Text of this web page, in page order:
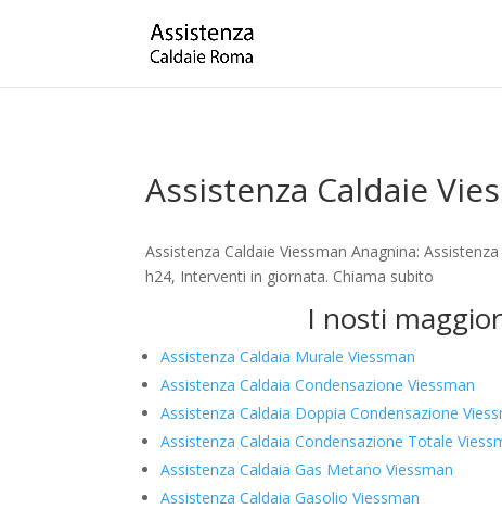
Assistenza Caldaie
Assistenza Caldaie Viessman Anagnina:
h24, Interventi in giornata. Chiama subito
I nosti
Assistenza Caldaia Murale Viessman
Assistenza Caldaia Condensazione Viessman
Assistenza Caldaia Doppia Condensazione
Assistenza Caldaia Condensazione Totale
Assistenza Caldaia Gas Metano Viessman
Assistenza Caldaia Gasolio Viessman